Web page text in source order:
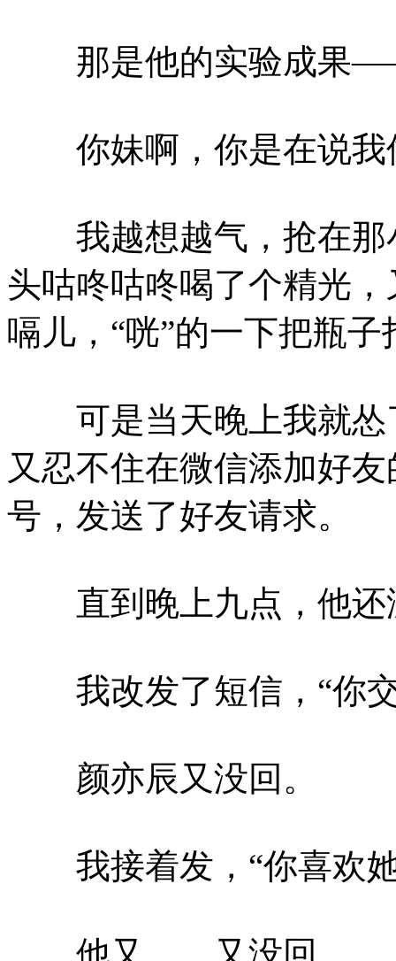
那是他的实验成果
你妹啊，你是在说我
我越想越气，抢在那
头咕咚咕咚喝了个精光
嗝儿，“咣”的一下把瓶
可是当天晚上我就怂
又忍不住在微信添加好
号，发送了好友请求。
直到晚上九点，他还
我改发了短信，“你交
颜亦辰又没回。
我接着发，“你喜欢
他又……又没回。